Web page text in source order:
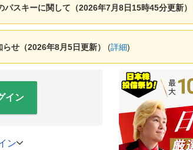
スキーに関して（2026年7月8日15時45分更新）
せ（2026年8月5日更新） (詳細)
イン
ン